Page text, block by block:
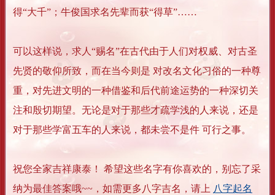
得“大千”；牛俊国求名先辈而获“得草”……
可以这样说，求人“赐名”在古代由于人们对权威、对古圣
先贤的敬仰所致，而在当今则是 对改名文化习俗的一种尊
重，对先进文明的一种借鉴和后代前途运势的一种深切关
注和殷切期望。无论是对于那些才疏学浅的人来说，还是
对于那些学富五车的人来说，都未尝不是件 可行之事。
祝您全家吉祥康泰！ 希望这些名字有你喜欢的，别忘了采
纳为最佳答案哦~~，如需更多八字吉名，请上 八字起名